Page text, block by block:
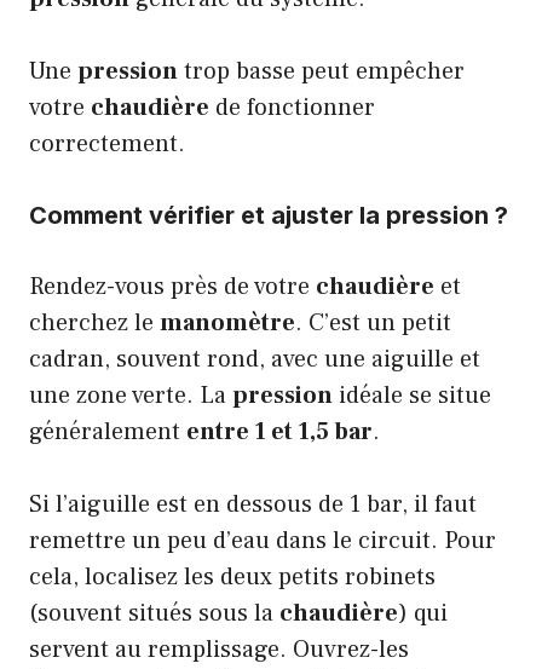
Une pressiontrop basse peut empêcher
votre chaudière de fonctionner
correctement.
Comment vérifier et ajuster la pression ?
Rendez-vous près de votre chaudière et
cherchez le manomètre. C’est un petit
cadran, souvent rond, avec une aiguille et
une zone verte. Lapression idéale se situe
généralement entre 1 et 1,5 bar.
Si l’aiguille est en dessous de 1 bar, il faut
remettre un peu d’eau dans le circuit. Pour
cela, localisez les deux petits robinets
(souvent situés sous la chaudière) qui
servent au remplissage. Ouvrez-les